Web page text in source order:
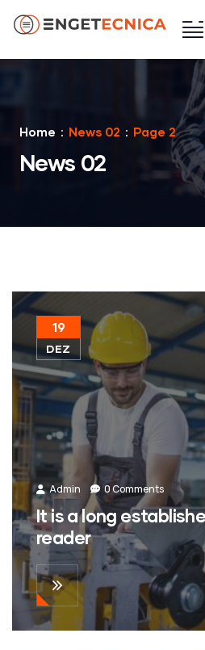
Home News 02 Page 2
News 02
19
DEZ
Admin 0 Comments
It is a long
reader